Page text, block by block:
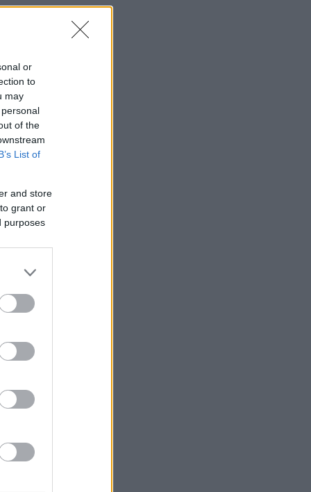
or
to
may
of the
List of
and store
grant or
purposes